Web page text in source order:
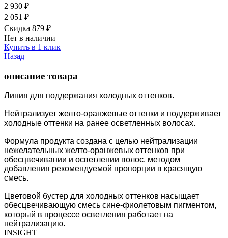
2 930 ₽
2 051 ₽
Скидка 879 ₽
Нет в наличии
Купить в 1 клик
Назад
описание товара
Линия для поддержания холодных оттенков.
Нейтрализует желто-оранжевые оттенки и поддерживает
холодные оттенки на ранее осветленных волосах.
Формула продукта создана с целью нейтрализации
нежелательных желто-оранжевых оттенков при
обесцвечивании и осветлении волос, методом
добавления рекомендуемой пропорции в красящую
смесь.
Цветовой бустер для холодных оттенков насыщает
обесцвечивающую смесь сине-фиолетовым пигментом,
который в процессе осветления работает на
нейтрализацию.
INSIGHT